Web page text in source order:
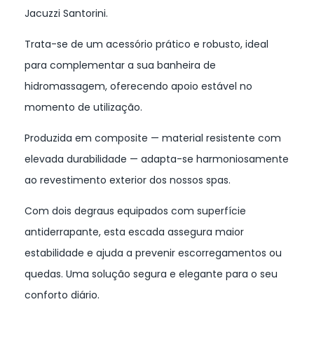
Jacuzzi Santorini.
Trata-se de um acessório prático e robusto, ideal
para complementar a sua banheira de
hidromassagem, oferecendo apoio estável no
momento de utilização.
Produzida em composite — material resistente com
elevada durabilidade — adapta-se harmoniosamente
ao revestimento exterior dos nossos spas.
Com dois degraus equipados com superfície
antiderrapante, esta escada assegura maior
estabilidade e ajuda a prevenir escorregamentos ou
quedas. Uma solução segura e elegante para o seu
conforto diário.